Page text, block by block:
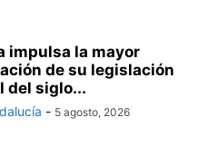
impulsa la mayor
de su legislación
del siglo...
- 5 agosto, 2026